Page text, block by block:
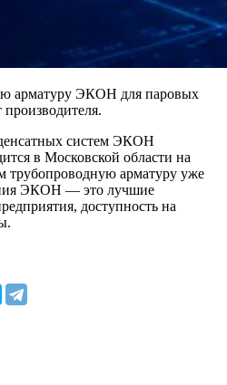
арматуру ЭКОН для паровых
систем ЭКОН
в Московской области на
арматуру уже
ЭКОН — это лучшие
доступность на